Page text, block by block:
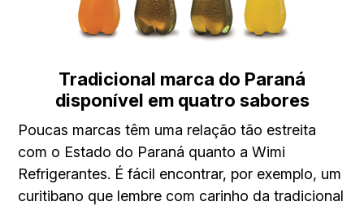
Tradicional marca do Paraná
disponível em quatro sabores
Poucas marcas têm uma relação tão estreita
com o Estado do Paraná quanto a Wimi
Refrigerantes. É fácil encontrar, por exemplo, um
curitibano que lembre com carinho da tradicional